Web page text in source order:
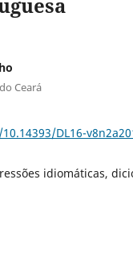
Ceará
DL16-
idiomáticas,